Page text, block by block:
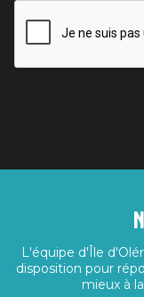
L'équipe d'Île
disposition pour
mieux à